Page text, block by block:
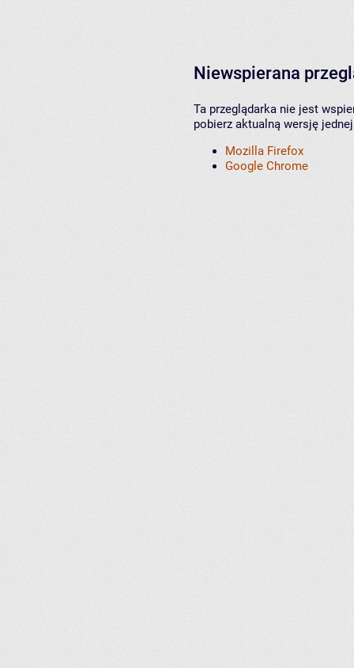
Niewspierana
Ta przeglądarka nie jest
pobierz aktualną wersję
Mozilla Firefox
Google Chrome